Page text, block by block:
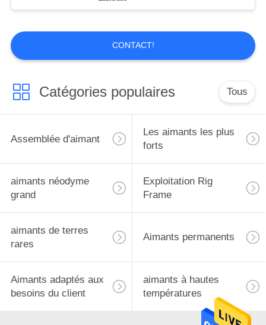
CONTACT!
Catégories populaires Tous
Assemblée d'aimant
Les aimants les plus
forts
aimants néodyme
grand
Exploitation Rig
Frame
aimants de terres
rares
Aimants permanents
Aimants adaptés aux
besoins du client
aimants à hautes
températures